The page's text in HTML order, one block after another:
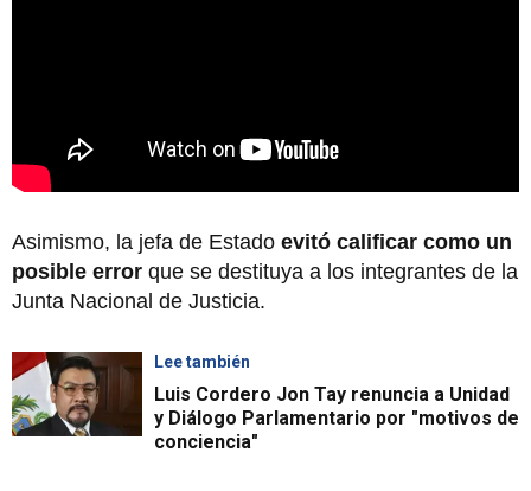
Asimismo, la jefa de Estado evitó calificar como un
posible error que se destituya a los integrantes de la
Junta Nacional de Justicia.
Lee también
Luis Cordero Jon Tay renuncia a Unidad
y Diálogo Parlamentario por "motivos de
conciencia"